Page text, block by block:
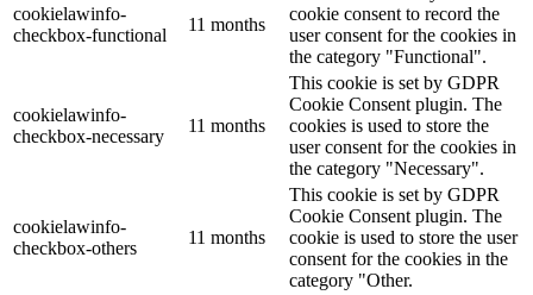
cookielawinfo-
checkbox-functional
11 months
cookie consent to record the
user consent for the cookies in
the category "Functional".
cookielawinfo-
checkbox-necessary
11 months
This cookie is set by GDPR
Cookie Consent plugin. The
cookies is used to store the
user consent for the cookies in
the category "Necessary".
cookielawinfo-
checkbox-others
11 months
This cookie is set by GDPR
Cookie Consent plugin. The
cookie is used to store the user
consent for the cookies in the
category "Other.